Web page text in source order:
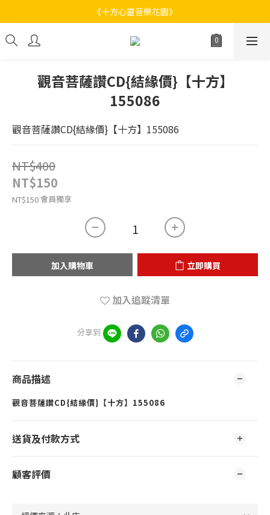
《十方心靈音樂花園》
《十方心靈音樂花園》
Welcome
觀音菩薩讚CD{結緣價}【十方】
155086
觀音菩薩讚CD{結緣價}【十方】155086
NT$400
NT$150
NT$150會員獨享
加入購物車 立即購買
加入追蹤清單
分享到
商品描述
觀音菩薩讚CD{結緣價}【十方】155086
送貨及付款方式
顧客評價